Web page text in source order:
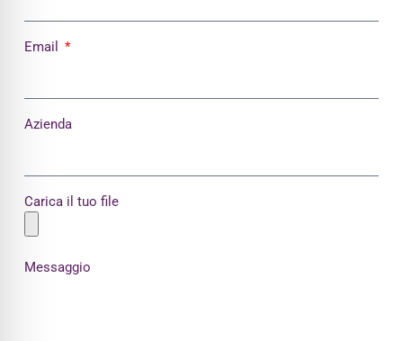
Email
Azienda
Carica il tuo file
Messaggio